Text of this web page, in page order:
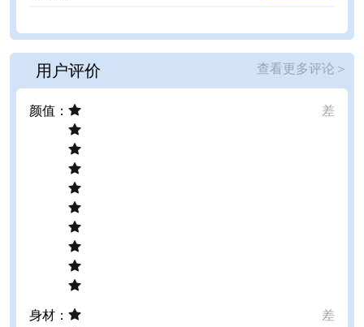
用户评价 查看更多评论 ＞
颜值 ： 差
身材 ： 差